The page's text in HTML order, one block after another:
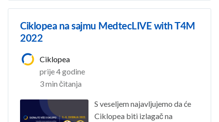
Ciklopea na sajmu MedtecLIVE with T4M
2022
Ciklopea
prije 4 godine
3 min čitanja
S veseljem najavljujemo da će
Ciklopea biti izlagač na